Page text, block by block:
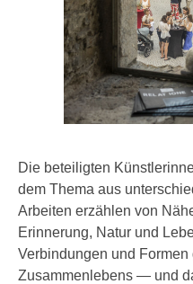
Die beteiligten
dem Thema aus
Arbeiten erzählen von
Erinnerung, Natur und
Verbindungen und
Zusammenlebens — und